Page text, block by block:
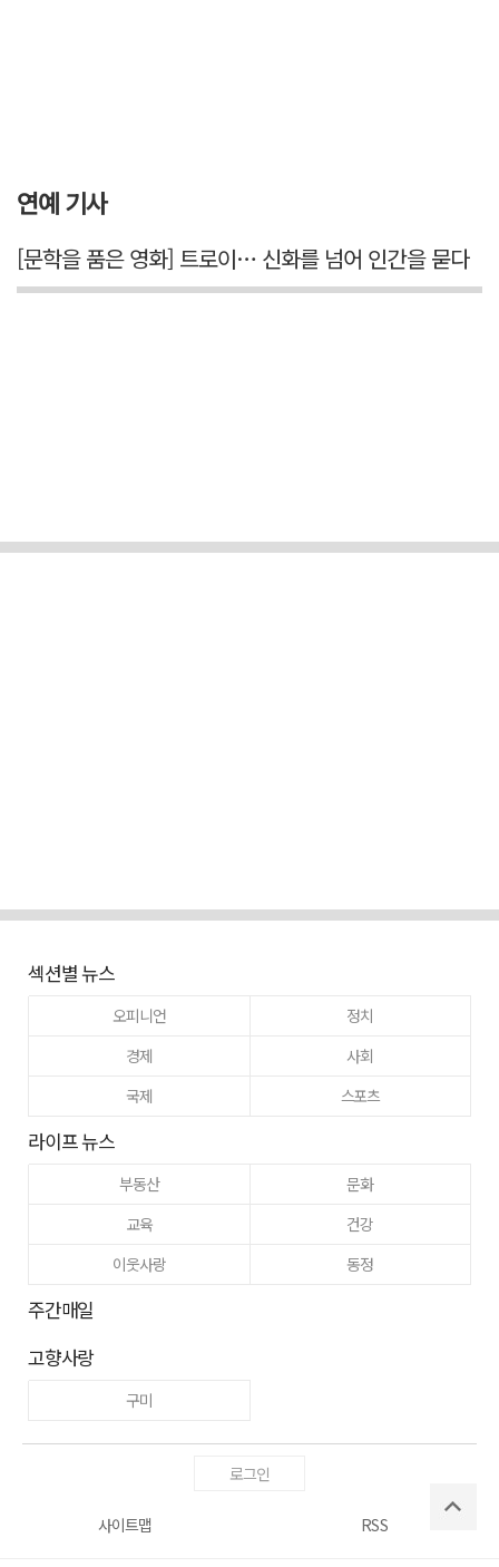
연예 기사
[문학을 품은 영화] 트로이… 신화를 넘어 인간을 묻다
섹션별 뉴스
오피니언
정치
경제
사회
국제
스포츠
라이프 뉴스
부동산
문화
교육
건강
이웃사랑
동정
주간매일
고향사랑
구미
로그인
사이트맵 RSS